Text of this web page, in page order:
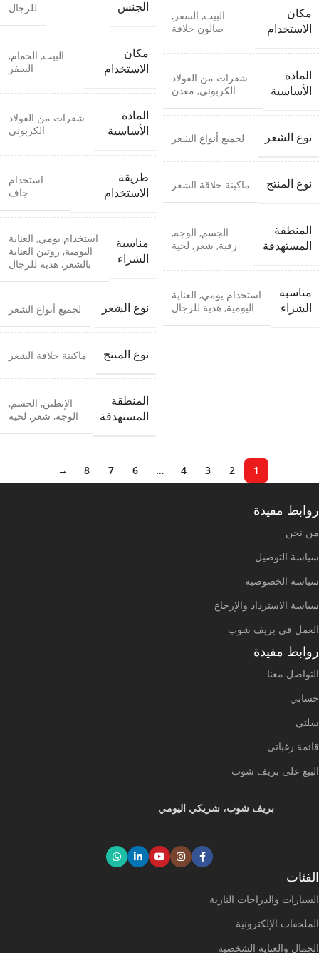
مكان
الاستخدام
البيت, السفر ,
صالون حلاقة
المادة
الأساسية
شفرات من الفولاذ
الكربوني, معدن
نوع الشعر لجميع أنواع الشعر
نوع المنتج ماكينة حلاقة الشعر
المنطقة
المستهدفة
الجسم, الوجه,
رقبة, شعر , لحية
مناسبة
الشراء
استخدام يومي, العناية
اليومية, هدية للرجال
الجنس للرجال
مكان
الاستخدام
البيت, الحمام,
السفر
المادة
الأساسية
شفرات من الفولاذ
الكربوني
طريقة
الاستخدام
استخدام
جاف
مناسبة
الشراء
استخدام يومي, العناية
اليومية, روتين العناية
بالشعر , هدية للرجال
نوع الشعر لجميع أنواع الشعر
نوع المنتج ماكينة حلاقة الشعر
المنطقة
المستهدفة
الإبطين, الجسم,
الوجه, شعر , لحية
1
2
3
4
…
6
7
8
→
بريف شوب، شريكي اليومي
الفئات
السيارات والدراجات النارية
الملحقات الإلكترونية
الجمال والعناية الشخصية
روابط مفيدة
من نحن
سياسة التوصيل
سياسة الخصوصية
سياسة الاسترداد والإرجاع
العمل في بريف شوب
روابط مفيدة
التواصل معنا
حسابي
سلتي
قائمة رغباتي
البيع على بريف شوب